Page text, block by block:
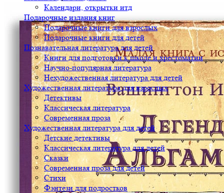
Календари, открытки итд
Подарочные издания книг
Подарочные книги для взрослых
Подарочные книги для детей
Познавательная литература для детей
Книги для подготовки к школе и хрестоматии
Научно-популярная литература
Нехудожественная литература для детей
Художественная литература для взрослых
Детективы
Классическая литература
Современная проза
Художественная литература для детей
Детские детективы
Классическая литература для детей
Сказки
Современная проза для детей
Стихи
Фэнтези для подростков